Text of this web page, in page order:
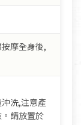
摩全身後,
洗,注意產
請放置於